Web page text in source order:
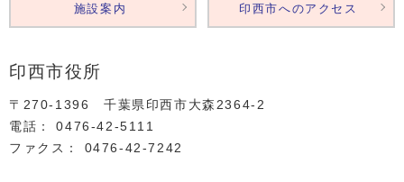
印西市役所
〒270-1396 千葉県印西市大森2364‐2
電話： 0476‐42‐5111
ファクス： 0476‐42‐7242
施設案内 印西市へのアクセス